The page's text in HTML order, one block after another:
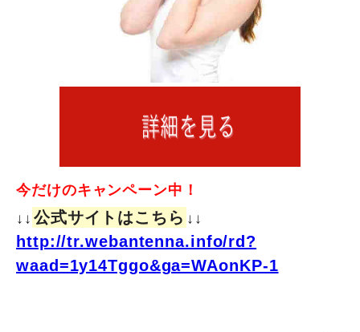
今だけのキャンペーン中！
↓↓ 公式サイトはこちら ↓↓
http://tr.webantenna.info/rd?
waad=1y14Tggo&ga=WAonKP-1